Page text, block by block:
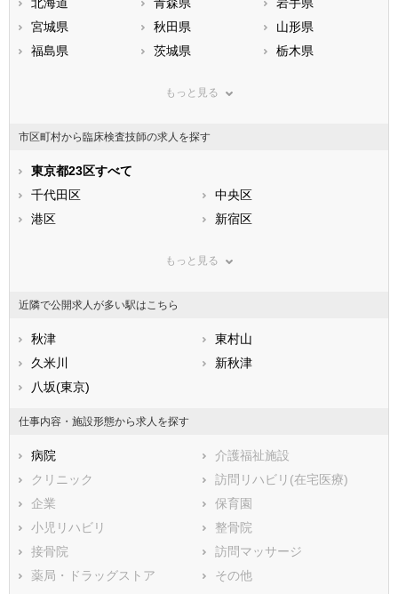
宮城県
秋田県
山形県
福島県
茨城県
栃木県
神奈川県
石川県
福井県
静岡県
滋賀県
兵庫県
山口県
福岡県
佐賀県
熊本県
鹿児島県
もっと見る
市区町村から臨床検査技師の求人を探す
東京都23区すべて
千代田区
中央区
港区
新宿区
江東区
大田区
渋谷区
中野区
杉並区
豊島区
北区
江戸川区
市部
八王子市
立川市
武蔵野市
三鷹市
青梅市
府中市
昭島市
調布市
もっと見る
近隣で公開求人が多い駅はこちら
秋津
東村山
久米川
新秋津
八坂(東京)
仕事内容・施設形態から求人を探す
病院
介護福祉施設
クリニック
訪問リハビリ(在宅医療)
企業
保育園
小児リハビリ
整骨院
接骨院
訪問マッサージ
薬局・ドラッグストア
その他